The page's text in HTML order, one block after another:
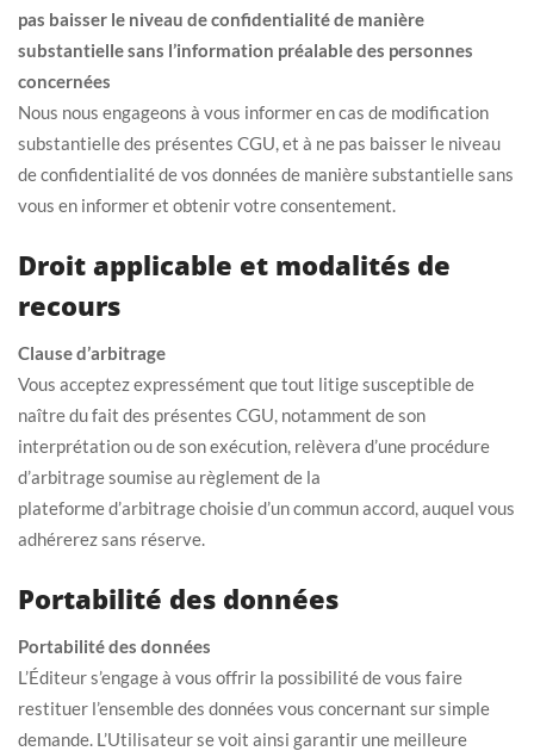
pas baisser le niveau de confidentialité de manière
substantielle sans l’information préalable des personnes
concernées
Nous nous engageons à vous informer en cas de modification
substantielle des présentes CGU, et à ne pas baisser le niveau
de confidentialité de vos données de manière substantielle sans
vous en informer et obtenir votre consentement.
Droit applicable et modalités de
recours
Clause d’arbitrage
Vous acceptez expressément que tout litige susceptible de
naître du fait des présentes CGU, notamment de son
interprétation ou de son exécution, relèvera d’une procédure
d’arbitrage soumise au règlement de la
plateforme d’arbitrage choisie d’un commun accord, auquel vous
adhérerez sans réserve.
Portabilité des données
Portabilité des données
L’Éditeur s’engage à vous offrir la possibilité de vous faire
restituer l’ensemble des données vous concernant sur simple
demande. L’Utilisateur se voit ainsi garantir une meilleure